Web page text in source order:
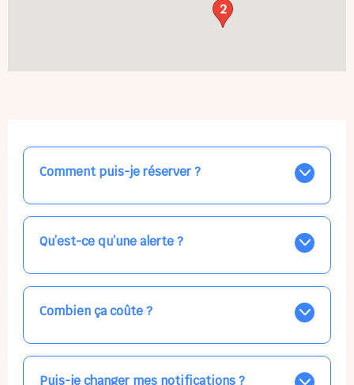
2
Comment puis-je réserver ?
Nos places libres au quotidien sont affichées jour par
jour dans le calendrier ci-dessus, EN BLEU. Tapez sur
celle qui vous intéresse, choisissez vos horaires, et la
confirmation est immédiate ! Vos accueils
Qu’est-ce qu’une alerte ?
Vous avez besoin d'une solution d'accueil pour une
date précise, ou pour un jour régulier dans la semaine,
mais les places disponibles EN BLEU ne correspondent
pas ? Créez une alerte ponctuelle ou récurrente, ainsi
Combien ça coûte ?
Votre accueil est normalement facturé par la direction
de la crèche, en fin de mois, selon votre taux horaire
habituel. N'hésitez pas à confirmer directement avec
Puis-je changer mes notifications ?